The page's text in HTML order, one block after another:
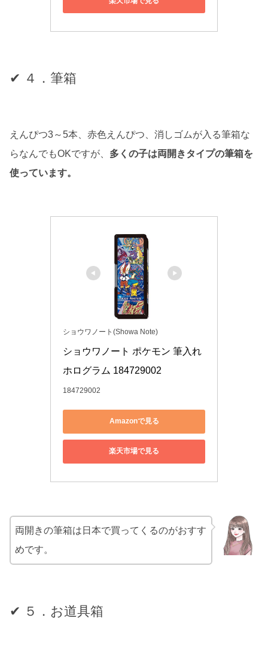
✔ ４．筆箱
えんぴつ3～5本、赤色えんぴつ、消しゴムが入る筆箱な
らなんでもOKですが、 多くの子は両開きタイプの筆箱を
使っています。
ショウワノート(Showa Note)
ショウワノート ポケモン 筆入れ
ホログラム 184729002
184729002
Amazonで見る
楽天市場で見る
両開きの筆箱は日本で買ってくるのがおすす
めです。
✔ ５．お道具箱